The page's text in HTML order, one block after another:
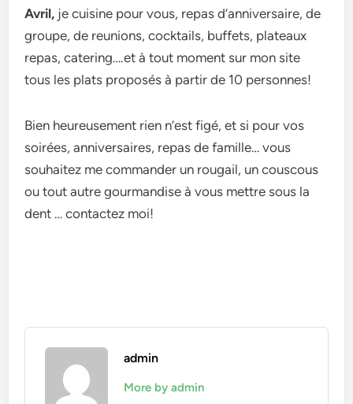
Avril, je cuisine pour vous, repas d’anniversaire, de
groupe, de reunions, cocktails, buffets, plateaux
repas, catering….et à tout moment sur mon site
tous les plats proposés à partir de 10 personnes!
Bien heureusement rien n’est figé, et si pour vos
soirées, anniversaires, repas de famille… vous
souhaitez me commander un rougail, un couscous
ou tout autre gourmandise à vous mettre sous la
dent … contactez moi!
admin
More by admin